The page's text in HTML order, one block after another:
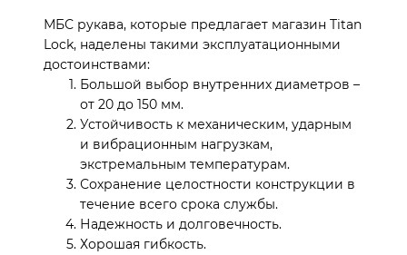
МБС рукава, которые предлагает магазин Titan
Lock, наделены такими эксплуатационными
достоинствами:
Большой выбор внутренних диаметров –
от 20 до 150 мм.
Устойчивость к механическим, ударным
и вибрационным нагрузкам,
экстремальным температурам.
Сохранение целостности конструкции в
течение всего срока службы.
Надежность и долговечность.
Хорошая гибкость.